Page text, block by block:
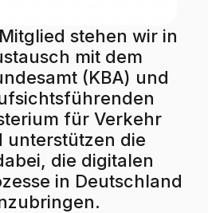
stehen wir in
mit dem
(KBA) und
für Verkehr
unterstützen die
die digitalen
in Deutschland